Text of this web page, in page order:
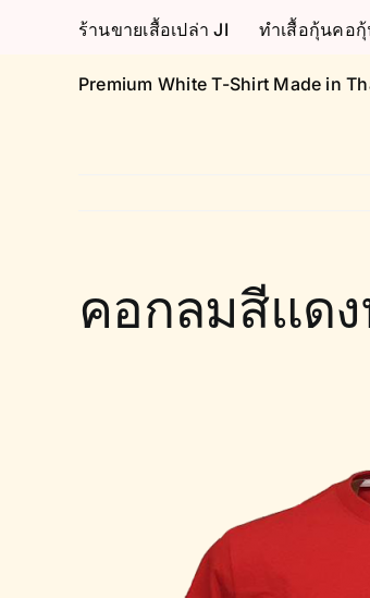
ร้านขายเสื้อเปล่า JI ทำเสื้อกุ้นคอ
Premium White T-Shirt Made in
คอกลมสีแด